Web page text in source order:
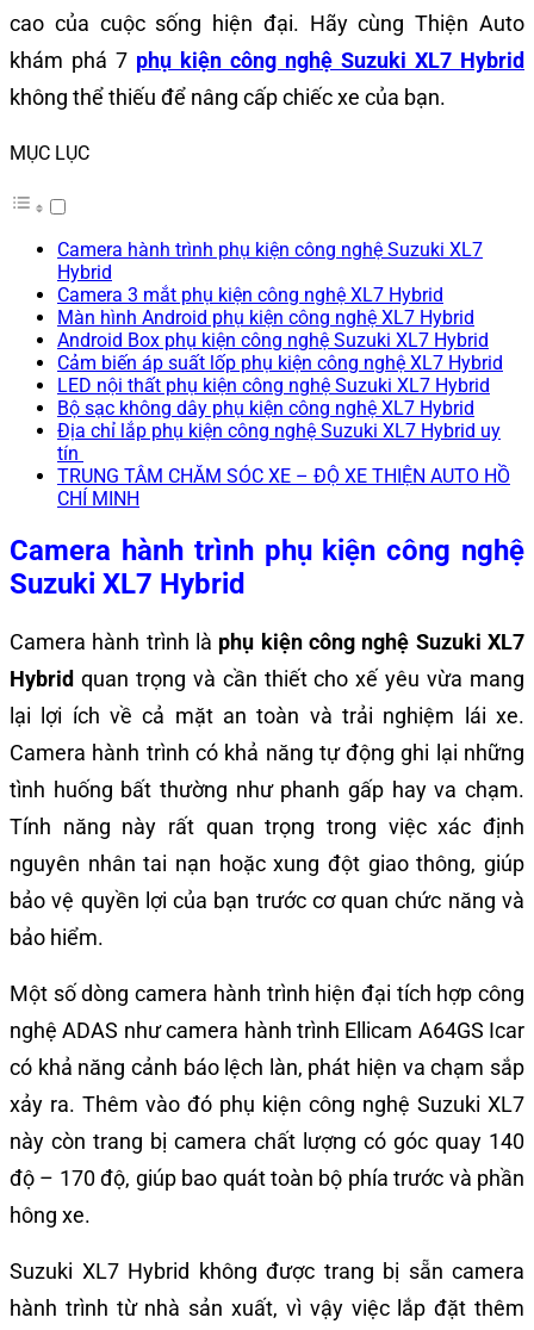
cao của cuộc sống hiện đại. Hãy cùng Thiện Auto
khám phá 7 phụ kiện công nghệ Suzuki XL7 Hybrid
không thể thiếu để nâng cấp chiếc xe của bạn.
MỤC LỤC
Camera hành trình phụ kiện công nghệ Suzuki XL7
Hybrid
Camera 3 mắt phụ kiện công nghệ XL7 Hybrid
Màn hình Android phụ kiện công nghệ XL7 Hybrid
Android Box phụ kiện công nghệ Suzuki XL7 Hybrid
Cảm biến áp suất lốp phụ kiện công nghệ XL7 Hybrid
LED nội thất phụ kiện công nghệ Suzuki XL7 Hybrid
Bộ sạc không dây phụ kiện công nghệ XL7 Hybrid
Địa chỉ lắp phụ kiện công nghệ Suzuki XL7 Hybrid uy
tín
TRUNG TÂM CHĂM SÓC XE – ĐỘ XE THIỆN AUTO HỒ
CHÍ MINH
Camera hành trình phụ kiện công nghệ
Suzuki XL7 Hybrid
Camera hành trình là phụ kiện công nghệ Suzuki XL7
Hybrid quan trọng và cần thiết cho xế yêu vừa mang
lại lợi ích về cả mặt an toàn và trải nghiệm lái xe.
Camera hành trình có khả năng tự động ghi lại những
tình huống bất thường như phanh gấp hay va chạm.
Tính năng này rất quan trọng trong việc xác định
nguyên nhân tai nạn hoặc xung đột giao thông, giúp
bảo vệ quyền lợi của bạn trước cơ quan chức năng và
bảo hiểm.
Một số dòng camera hành trình hiện đại tích hợp công
nghệ ADAS như camera hành trình Ellicam A64GS Icar
có khả năng cảnh báo lệch làn, phát hiện va chạm sắp
xảy ra. Thêm vào đó phụ kiện công nghệ Suzuki XL7
này còn trang bị camera chất lượng có góc quay 140
độ – 170 độ, giúp bao quát toàn bộ phía trước và phần
hông xe.
Suzuki XL7 Hybrid không được trang bị sẵn camera
hành trình từ nhà sản xuất, vì vậy việc lắp đặt thêm